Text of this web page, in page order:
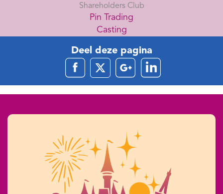
Shareholders Club
Pin Trading
Casting
Deel deze pagina